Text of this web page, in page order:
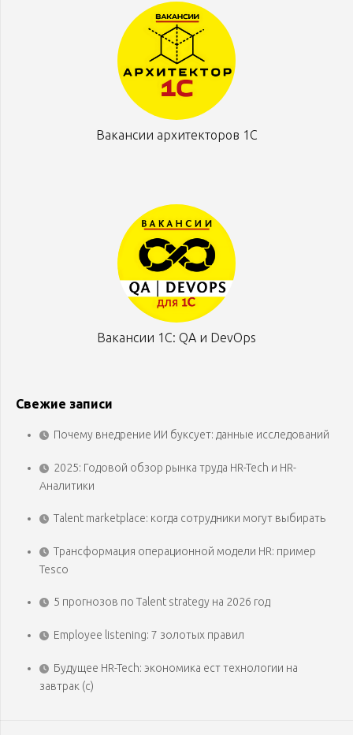
Вакансии архитекторов 1С
Вакансии 1С: QA и DevOps
Свежие записи
Почему внедрение ИИ буксует: данные исследований
2025: Годовой обзор рынка труда HR-Tech и HR-
Аналитики
Talent marketplace: когда сотрудники могут выбирать
Трансформация операционной модели HR: пример
Tesco
5 прогнозов по Talent strategy на 2026 год
Employee listening: 7 золотых правил
Будущее HR-Tech: экономика ест технологии на
завтрак (с)